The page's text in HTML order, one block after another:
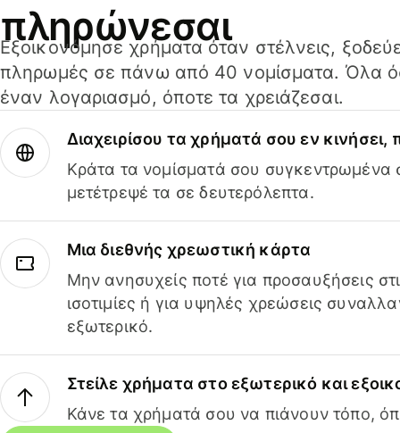
πληρώνεσαι
Εξοικονόμησε χρήματα όταν στέλνεις,
πληρωμές σε πάνω από 40 νομίσματα. Όλα
έναν λογαριασμό, όποτε τα χρειάζεσαι.
Διαχειρίσου τα χρήματά σου εν
Κράτα τα νομίσματά σου συγκεντρωμένα
μετέτρεψέ τα σε δευτερόλεπτα.
Μια διεθνής χρεωστική κάρτα
Μην ανησυχείς ποτέ για προσαυξήσεις
ισοτιμίες ή για υψηλές χρεώσεις
εξωτερικό.
Στείλε χρήματα στο εξωτερικό και
Κάνε τα χρήματά σου να πιάνουν τόπο,